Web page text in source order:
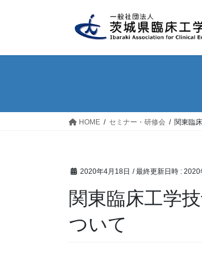
HOME セミナー・研修会 関東臨
2020年4月18日 / 最終更新日時 : 2020
関東臨床工学
ついて